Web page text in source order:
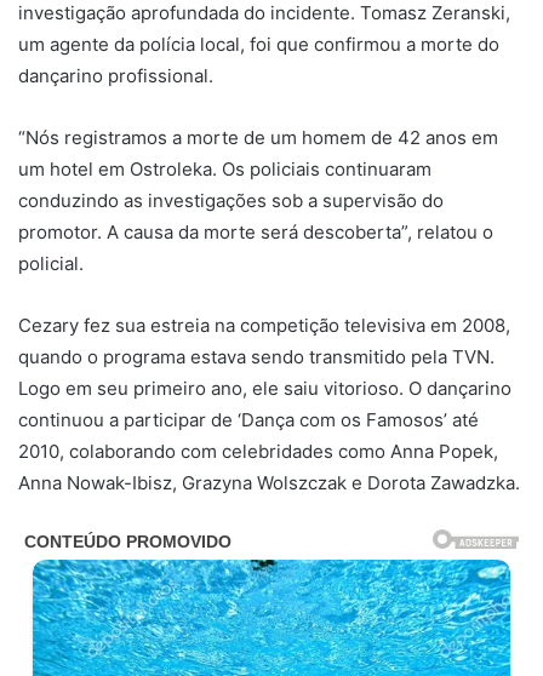
investigação aprofundada do incidente. Tomasz Zeranski,
um agente da polícia local, foi que confirmou a morte do
dançarino profissional.
“Nós registramos a morte de um homem de 42 anos em
um hotel em Ostroleka. Os policiais continuaram
conduzindo as investigações sob a supervisão do
promotor. A causa da morte será descoberta”, relatou o
policial.
Cezary fez sua estreia na competição televisiva em 2008,
quando o programa estava sendo transmitido pela TVN.
Logo em seu primeiro ano, ele saiu vitorioso. O dançarino
continuou a participar de ‘Dança com os Famosos’ até
2010, colaborando com celebridades como Anna Popek,
Anna Nowak-Ibisz, Grazyna Wolszczak e Dorota Zawadzka.